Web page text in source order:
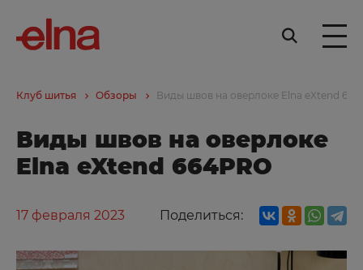
Клуб шитья Обзоры Виды швов на оверлоке Elna eXtend
Виды швов на оверлоке
Elna eXtend 664PRO
17 февраля 2023 Поделиться: